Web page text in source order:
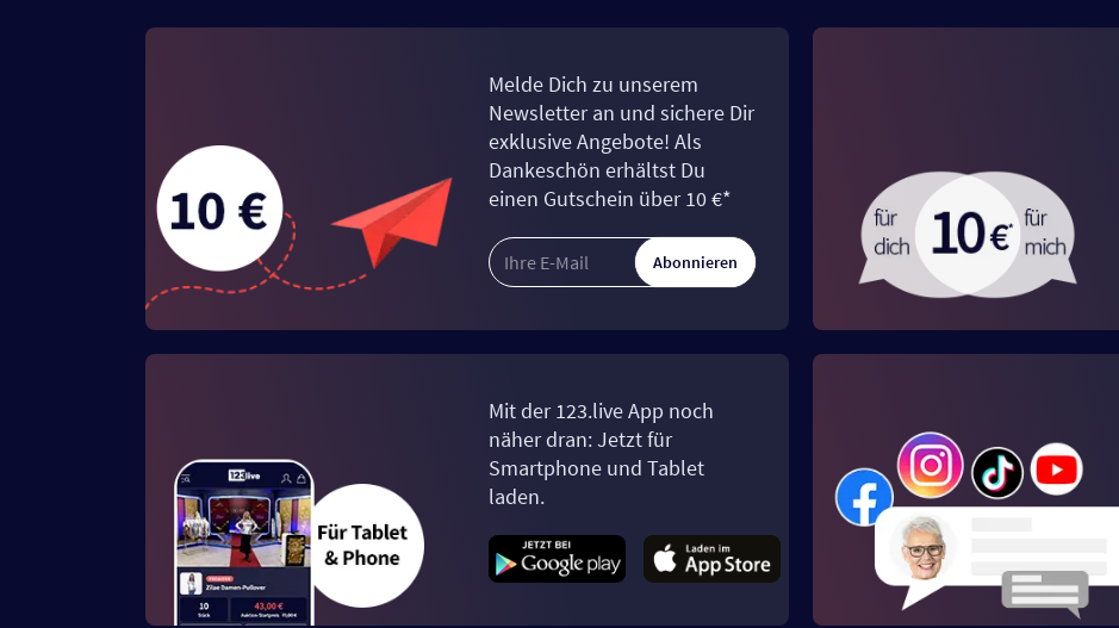
Melde Dich zu unserem
Newsletter an und sichere Dir
exklusive Angebote! Als
Dankeschön erhältst Du
einen Gutschein über 10 €*
Abonnieren
Mit der 123.live App noch
näher dran: Jetzt für
Smartphone und Tablet
laden.